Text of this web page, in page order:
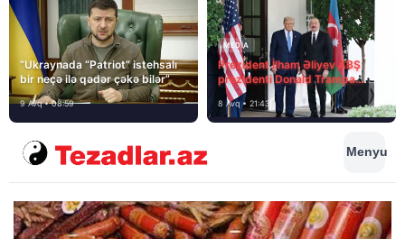
“Ukraynada “Patriot” istehsalı
bir neçə ilə qədər çəkə bilər”
9 Avq • 08:59
MEDİA
Prezident İlham Əliyev ABŞ
prezidenti Donald Trampa
məktubunda yazıb ki…
8 Avq • 21:43
Menyu